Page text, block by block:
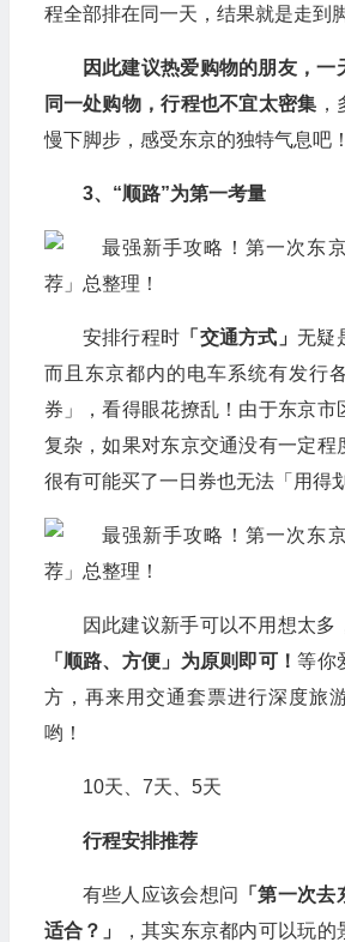
程全部排在同一天，结果就是走到
因此建议热爱购物的朋友，一
同一处购物，行程也不宜太密集
慢下脚步，感受东京的独特气息吧！
3、“顺路”为第一考量
安排行程时 「交通方式」无疑
而且东京都内的电车系统有发行
券」，看得眼花撩乱！由于东京市
复杂，如果对东京交通没有一定程
很有可能买了一日券也无法「用得
因此建议新手可以不用想太多
「顺路、方便」为原则即可！等你
方，再来用交通套票进行深度旅
哟！
10天、7天、5天
行程安排推荐
有些人应该会想问
「第一次
适合？」
，其实东京都内可以玩